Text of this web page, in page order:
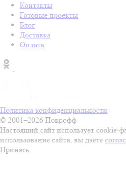
Контакты
Готовые проекты
Блог
Доставка
Оплата
Политика конфиденциальности
© 2001–2026 Покрофф
Настоящий сайт использует cookie-
использование сайта, вы даёте
Принять